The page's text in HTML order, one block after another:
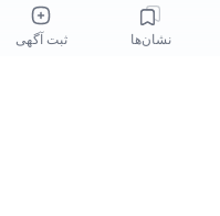
نشان‌ها ثبت آگهی